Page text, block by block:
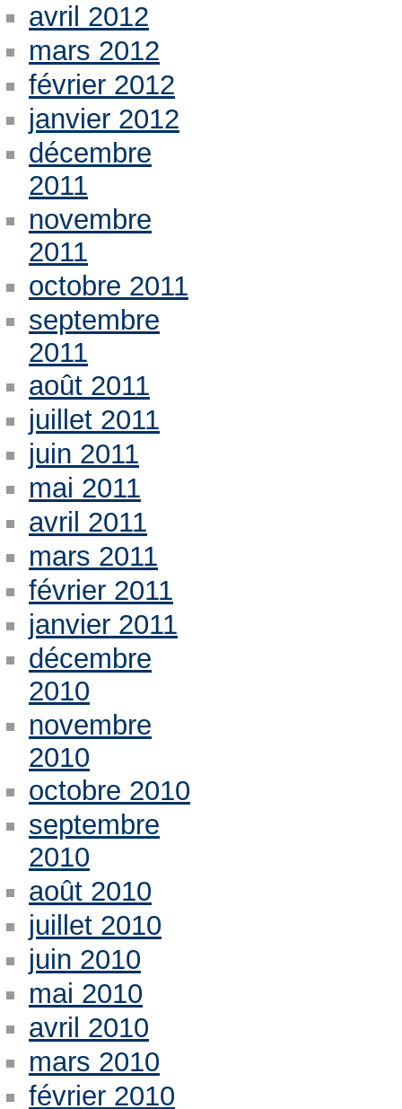
avril 2012
mars 2012
février 2012
janvier 2012
décembre
2011
novembre
2011
octobre 2011
septembre
2011
août 2011
juillet 2011
juin 2011
mai 2011
avril 2011
mars 2011
février 2011
janvier 2011
décembre
2010
novembre
2010
octobre 2010
septembre
2010
août 2010
juillet 2010
juin 2010
mai 2010
avril 2010
mars 2010
février 2010